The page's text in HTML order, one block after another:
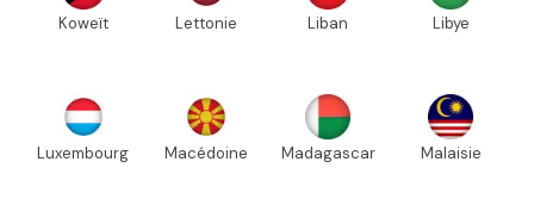
Koweït Lettonie Liban Libye
Luxembourg Macédoine Madagascar Malaisie